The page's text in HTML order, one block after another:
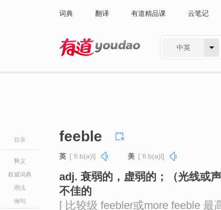
词典 翻译 有道精品课 云笔记
中英
目录
释义
权威词典
用法
例句
feeble
英 [ˈfiːb(ə)l] 美 [ˈfiːb(ə)l]
adj. 衰弱的，虚弱的；（光线或
不佳的
[ 比较级 feebler或more feeble 最